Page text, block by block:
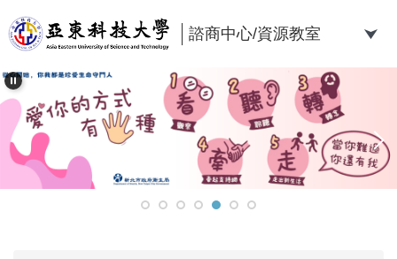
到
主
內
容
區
諮商中心/資源教室